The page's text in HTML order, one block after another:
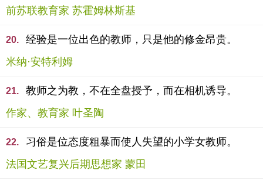
前苏联教育家 苏霍姆林斯基
20.
经验是一位出色的教师，只是他的修金昂贵。
米纳·安特利姆
21.
教师之为教，不在全盘授予，而在相机诱导。
作家、教育家 叶圣陶
22.
习俗是位态度粗暴而使人失望的小学女教师。
法国文艺复兴后期思想家 蒙田